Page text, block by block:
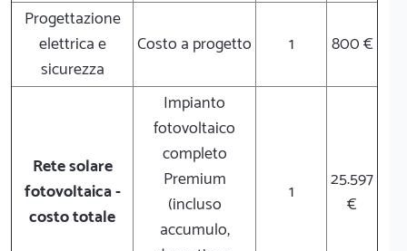
Progettazione
elettrica e
sicurezza
Costo a progetto 1 800 €
Rete solare
fotovoltaica -
costo totale
Impianto
fotovoltaico
completo
Premium
(incluso
accumulo,
1
25.597
€